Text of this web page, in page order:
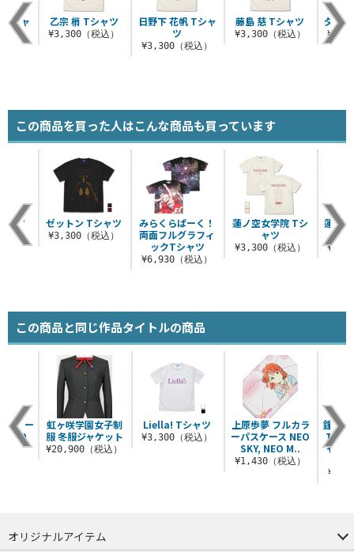
日野下 花帆 Tシャ
ツ
¥3,300（税込）
藤島 慈 Tシャツ
¥3,300（税込）
夕霧
Tシャ
込）
乙宗 梢 Tシャツ
¥3,300（税込）
この商品を買った人はこんな商品も買っています
みらくらぱーく！
両面フルグラフィ
ックTシャツ
¥6,930（税込）
蓮ノ空女学院 Tシ
ャツ
¥3,300（税込）
蓮ノ
ャツ
込）
ゼットン Tシャツ
¥3,300（税込）
この商品と同じ作品タイトルの商品
Liella! Tシャツ
¥3,300（税込）
上原歩夢 フルカラ
ーパスケース NEO
SKY, NEO M..
¥1,430（税込）
鐘 嵐
Tシャ
ャル
ルキー
込）
虹ヶ咲学園女子制
服 冬服ジャケット
¥20,900（税込）
オリジナルアイテム